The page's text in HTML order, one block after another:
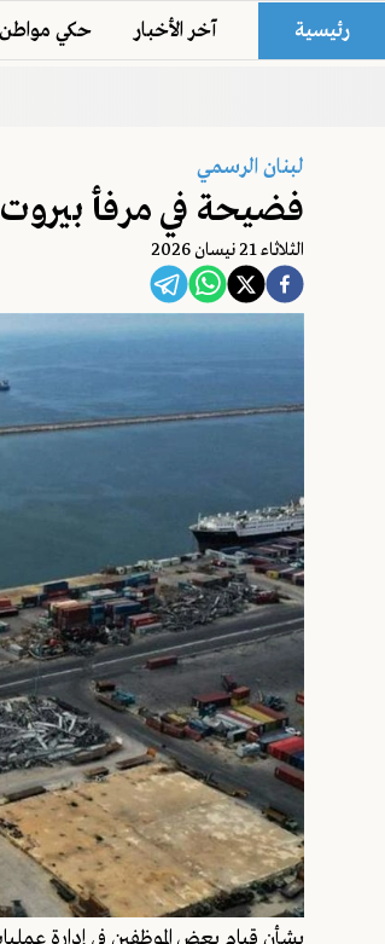
رئيسية آخر الأخبار حكي مواطن
لبنان الرسمي
فضيحة في مرفأ
الثلاثاء 21 نيسان 2026
بشأن قيام بعض الموظفين في إدارة